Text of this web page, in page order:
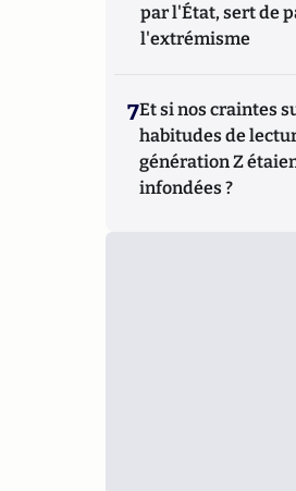
par l'État, sert de
l'extrémisme
7Et si nos craintes
habitudes de
génération Z
infondées ?